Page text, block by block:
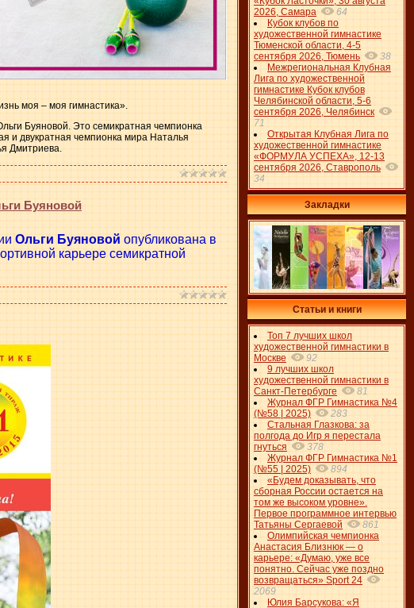
моя – моя гимнастика».
Буяновой. Это семикратная чемпионка
и двукратная чемпионка мира Наталья
Дмитриева.
Буяновой
Ольги Буяновой опубликована в
карьере семикратной
2026, Самара
64
Кубок клубов по
художественной гимнастике
Тюменской области, 4-5
сентября 2026, Тюмень
38
Межрегиональная Клубная
Лига по художественной
гимнастике Кубок клубов
Челябинской области, 5-6
сентября 2026, Челябинск
71
Открытая Клубная Лига по
художественной гимнастике
«ФОРМУЛА УСПЕХА», 12-13
сентября 2026, Ставрополь
34
Закладки
Статьи и книги
Топ 7 лучших школ
художественной гимнастики в
Москве
92
9 лучших школ
художественной гимнастики в
Санкт-Петербурге
81
Журнал ФГР Гимнастика №4
(№58 | 2025)
283
Стальная Глазкова: за
полгода до Игр я перестала
гнуться
378
Журнал ФГР Гимнастика №1
(№55 | 2025)
894
«Будем доказывать, что
сборная России остается на
том же высоком уровне».
Первое программное интервью
Татьяны Сергаевой
861
Олимпийская чемпионка
Анастасия Близнюк — о
карьере: «Думаю, уже все
понятно. Сейчас уже поздно
возвращаться» Sport 24
2069
Юлия Барсукова: «Я